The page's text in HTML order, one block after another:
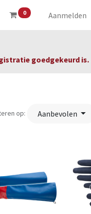
0 Aanmelden
goedgekeurd is.
op: Aanbevolen